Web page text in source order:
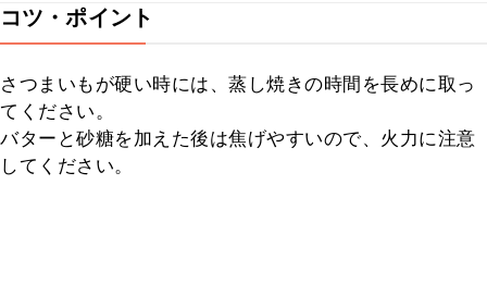
コツ・ポイント
さつまいもが硬い時には、蒸し焼きの時間を長めに取っ
てください。
バターと砂糖を加えた後は焦げやすいので、火力に注意
してください。